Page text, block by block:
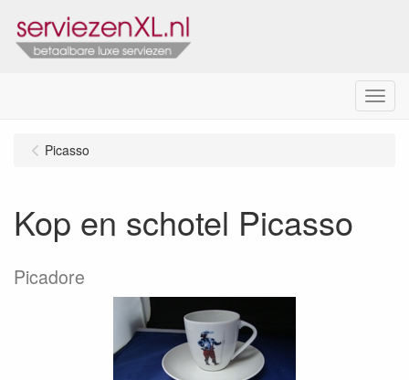
Menu
Picasso
Kop en schotel Picasso
Picadore